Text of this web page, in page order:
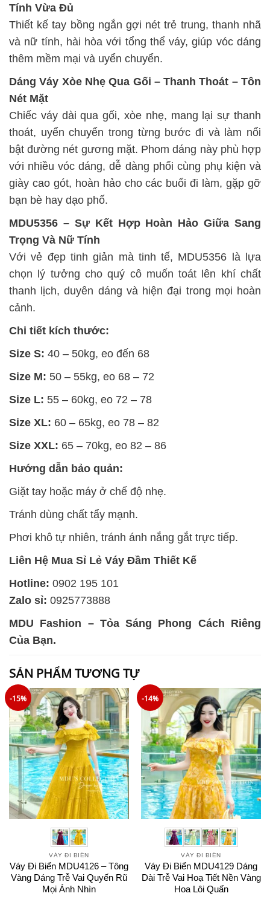
Tính Vừa Đủ
Thiết kế tay bồng ngắn gợi nét trẻ trung, thanh nhã
và nữ tính, hài hòa với tổng thể váy, giúp vóc dáng
thêm mềm mại và uyển chuyển.
Dáng Váy Xòe Nhẹ Qua Gối – Thanh Thoát – Tôn
Nét Mặt
Chiếc váy dài qua gối, xòe nhẹ, mang lại sự thanh
thoát, uyển chuyển trong từng bước đi và làm nổi
bật đường nét gương mặt. Phom dáng này phù hợp
với nhiều vóc dáng, dễ dàng phối cùng phụ kiện và
giày cao gót, hoàn hảo cho các buổi đi làm, gặp gỡ
bạn bè hay dạo phố.
MDU5356 – Sự Kết Hợp Hoàn Hảo Giữa Sang
Trọng Và Nữ Tính
Với vẻ đẹp tinh giản mà tinh tế, MDU5356 là lựa
chọn lý tưởng cho quý cô muốn toát lên khí chất
thanh lịch, duyên dáng và hiện đại trong mọi hoàn
cảnh.
Chi tiết kích thước:
Size S: 40 – 50kg, eo đến 68
Size M: 50 – 55kg, eo 68 – 72
Size L: 55 – 60kg, eo 72 – 78
Size XL: 60 – 65kg, eo 78 – 82
Size XXL: 65 – 70kg, eo 82 – 86
Hướng dẫn bảo quản:
Giặt tay hoặc máy ở chế độ nhẹ.
Tránh dùng chất tẩy mạnh.
Phơi khô tự nhiên, tránh ánh nắng gắt trực tiếp.
Liên Hệ Mua Sỉ Lẻ Váy Đầm Thiết Kế
Hotline: 0902 195 101
Zalo sỉ: 0925773888
MDU Fashion – Tỏa Sáng Phong Cách Riêng
Của Bạn.
SẢN PHẨM TƯƠNG TỰ
-15%
VÁY ĐI BIỂN
Váy Đi Biển MDU4126 – Tông
Vàng Dáng Trễ Vai Quyến Rũ
Mọi Ánh Nhìn
-14%
VÁY ĐI BIỂN
Váy Đi Biển MDU4129 Dáng
Dài Trễ Vai Hoạ Tiết Nền Vàng
Hoa Lôi Quấn